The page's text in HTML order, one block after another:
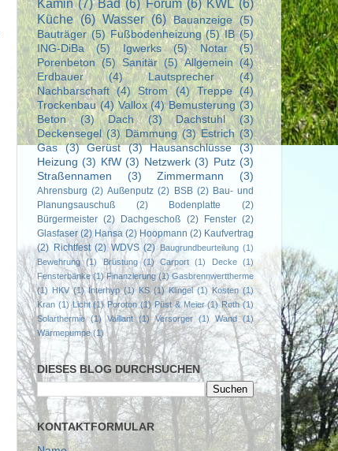
Kamin (7) Bad (6) Forum (6) KWL (6)
Küche (6) Wasser (6) Bauanzeige (5)
Bauträger (5) Fußbodenheizung (5) IB (5)
ING-DiBa
(5) Igwerks (5) Notar
(5)
Porenbeton (5) Sanitär (5) Allgemein
(4)
Erdbauer
(4) Lautsprecher
(4)
Nachbarschaft
(4) Strom (4) Treppe
(4)
Trockenbau (4) Vallox (4) Bemusterung (3)
Beton
(3) Dach (3) Dachstuhl
(3)
Deckensegel (3) Dämmung (3) Estrich (3)
Gas
(3) Gerüst (3) Hausanschlüsse
(3)
Heizung (3) KfW (3) Netzwerk (3) Putz (3)
Straßennamen
(3) Zimmermann (3)
Ahrensburg (2) Außenputz (2) BSB (2) Bau- und
Planungsauschuß
(2) Bodenplatte
(2)
Bürgermeister (2) Dachgeschoß (2) Fenster (2)
Glasfaser (2) Hansa (2) Hoopmann (2) Kaufvertrag
(2) Richtfest (2) WDVS (2) Baugrundbeurteilung (1)
Bewehrung
(1) Brüstung (1) Carport (1) Decke
(1)
Fensterbänke (1) Finanzierung (1) Gasbrennwerttherme
(1)
HKV (1) Interhyp (1) KS (1) Klingel (1) Kosten (1)
Kran (1) Licht (1) Poroton (1) Püst & Meier (1) Roth (1)
Solarthermie (1) Vaillant (1) Versorger (1) Wand
(1)
Wärmepumpe (1)
DIESES BLOG DURCHSUCHEN
KONTAKTFORMULAR